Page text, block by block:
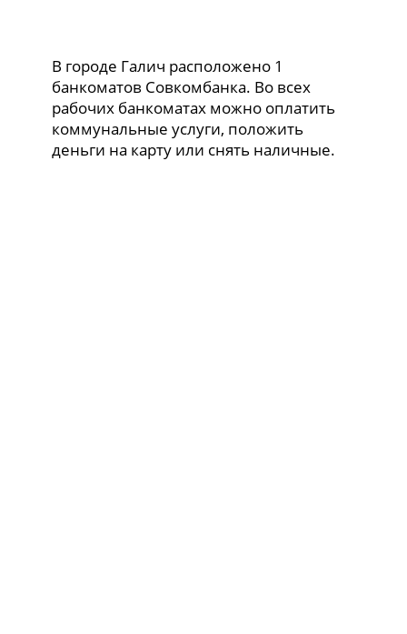
В городе Галич расположено 1
банкоматов Совкомбанка. Во всех
рабочих банкоматах можно оплатить
коммунальные услуги, положить
деньги на карту или снять наличные.